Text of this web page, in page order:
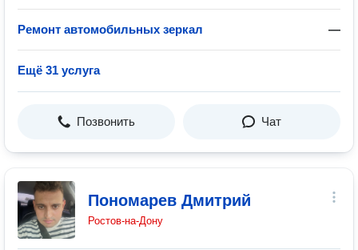
Ремонт автомобильных зеркал —
Ещё 31 услуга
Позвонить Чат
Пономарев Дмитрий
Ростов-на-Дону